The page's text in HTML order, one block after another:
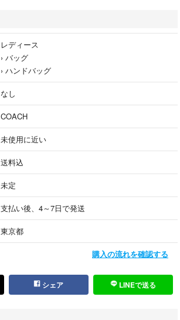
レディース
› バッグ
› ハンドバッグ
なし
COACH
未使用に近い
送料込
未定
支払い後、4～7日で発送
東京都
購入の流れを確認する
シェア LINEで送る